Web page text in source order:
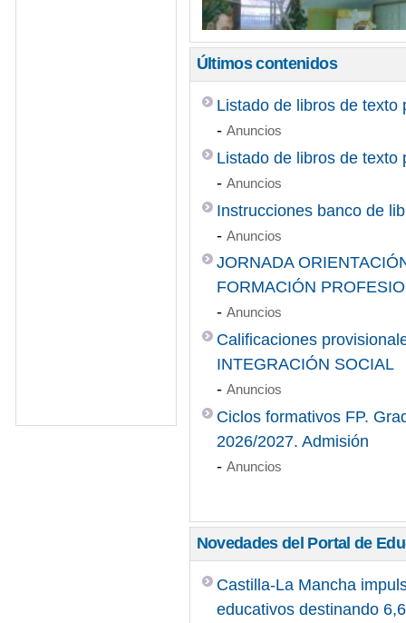
Últimos contenidos
Listado de libros de texto
- Anuncios
Listado de libros de texto
- Anuncios
Instrucciones banco de
- Anuncios
JORNADA
FORMACIÓN
- Anuncios
Calificaciones
INTEGRACIÓN SOCIAL
- Anuncios
Ciclos formativos FP.
2026/2027. Admisión
- Anuncios
Novedades del Portal de
Castilla-La Mancha
educativos destinando